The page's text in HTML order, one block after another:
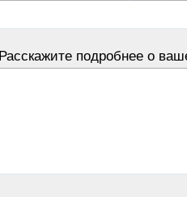
Расскажите подробнее о